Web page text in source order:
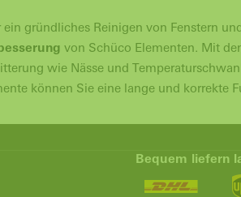
ein gründliches Reinigen von Fenstern
von Schüco Elementen. Mit
wie Nässe und
können Sie eine lange und korrekte
Bequem liefern